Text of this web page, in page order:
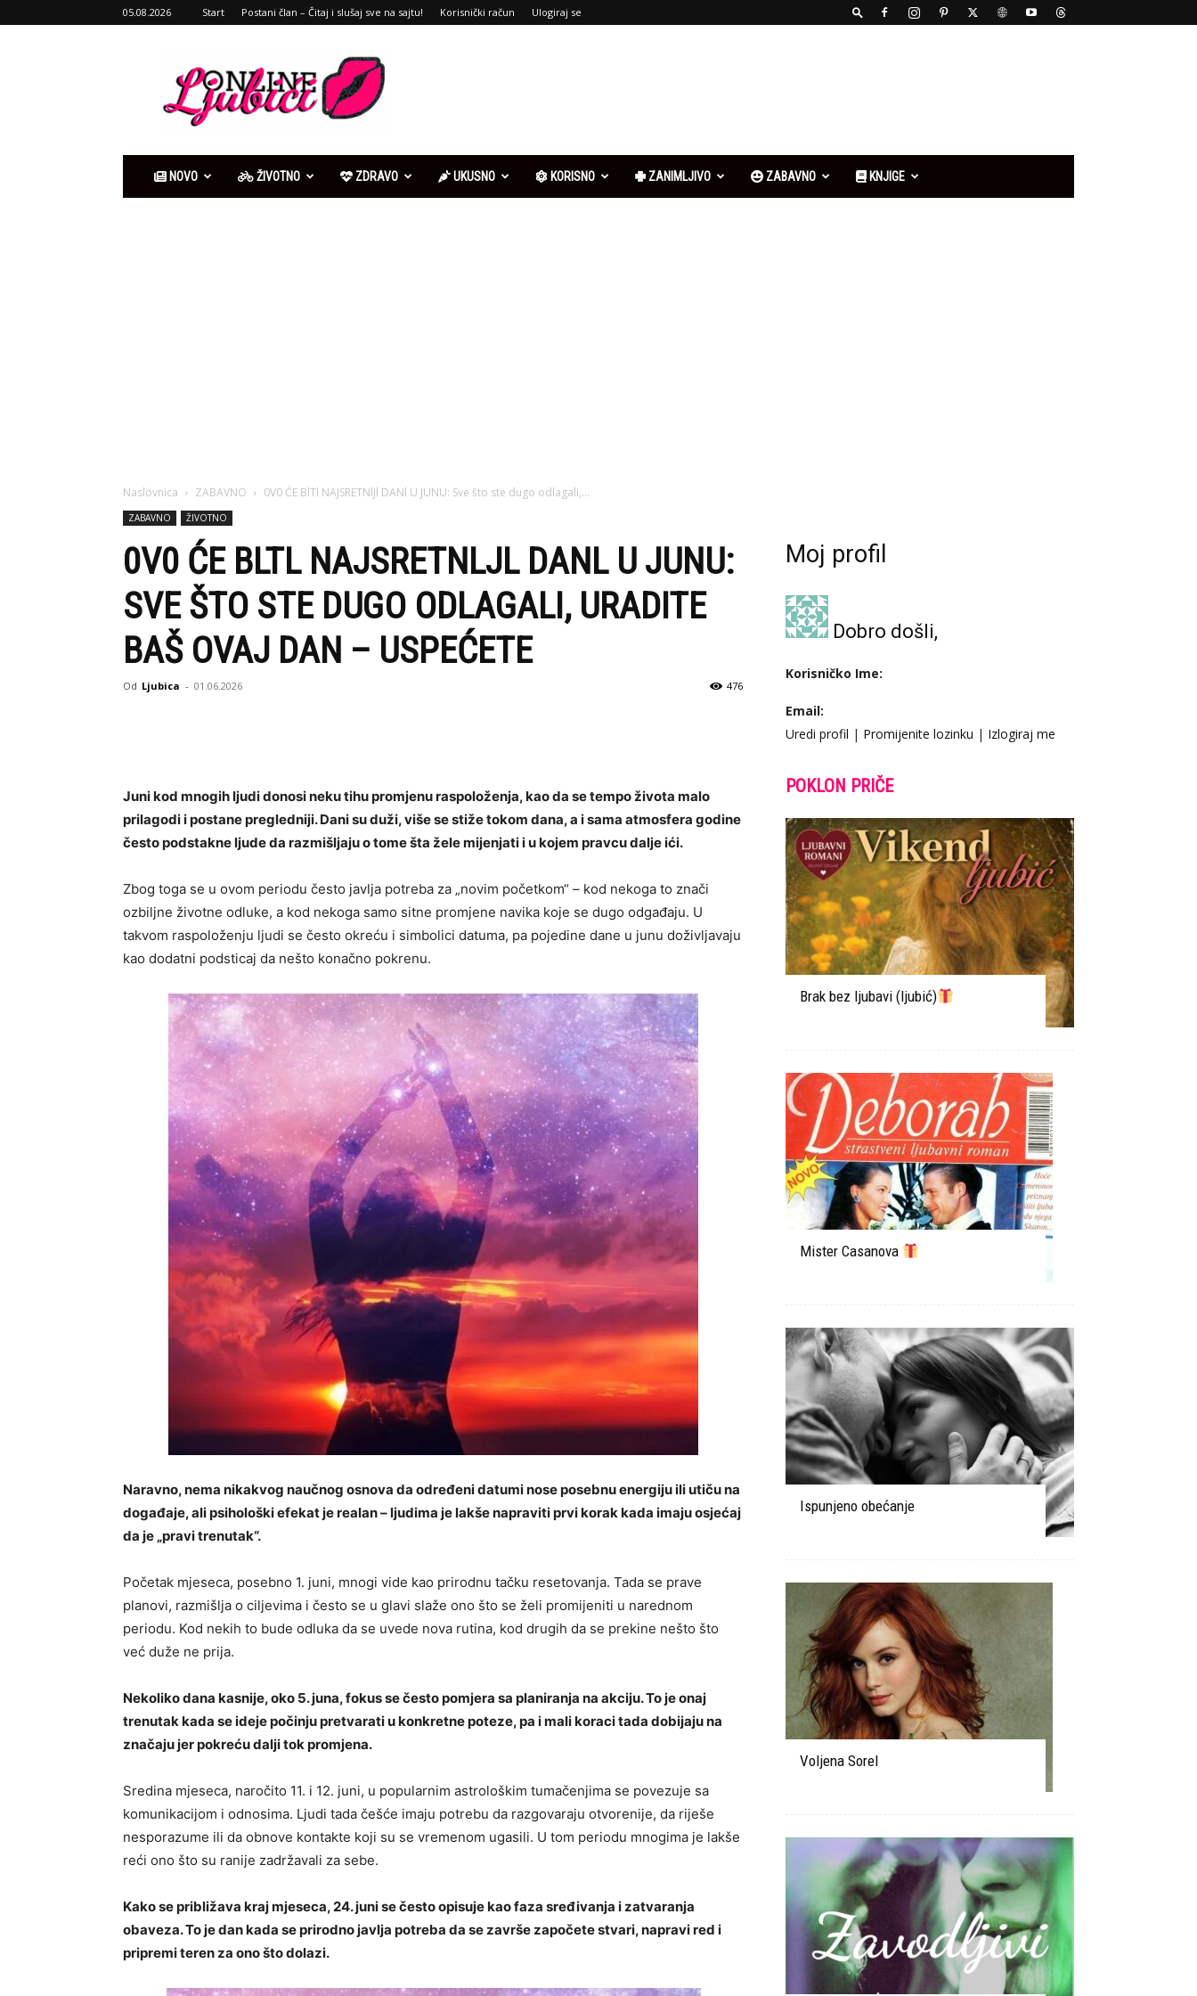
05.08.2026 Start Postani član – Čitaj i slušaj sve na sajtu! Korisnički račun Ulogiraj se
online
NOVO ŽIVOTNO ZDRAVO UKUSNO KORISNO ZANIMLJIVO ZABAVNO KNJIGE
Naslovnica ZABAVNO 0V0 ĆE BlTl NAJSRETNlJl DANl U JUNU: Sve što ste dugo odlagali,...
ZABAVNO ŽIVOTNO
0V0 ĆE BLTL NAJSRETNLJL DANL U JUNU:
SVE ŠTO STE DUGO ODLAGALI, URADITE
BAŠ OVAJ DAN – USPEĆETE
Od Ljubica - 01.06.2026 476
Juni kod mnogih ljudi donosi neku tihu promjenu raspoloženja, kao da se tempo života malo
prilagodi i postane pregledniji. Dani su duži, više se stiže tokom dana, a i sama atmosfera godine
često podstakne ljude da razmišljaju o tome šta žele mijenjati i u kojem pravcu dalje ići.
Zbog toga se u ovom periodu često javlja potreba za „novim početkom“ – kod nekoga to znači
ozbiljne životne odluke, a kod nekoga samo sitne promjene navika koje se dugo odgađaju. U
takvom raspoloženju ljudi se često okreću i simbolici datuma, pa pojedine dane u junu doživljavaju
kao dodatni podsticaj da nešto konačno pokrenu.
Naravno, nema nikakvog naučnog osnova da određeni datumi nose posebnu energiju ili utiču na
događaje, ali psihološki efekat je realan – ljudima je lakše napraviti prvi korak kada imaju osjećaj
da je „pravi trenutak“.
Početak mjeseca, posebno 1. juni, mnogi vide kao prirodnu tačku resetovanja. Tada se prave
planovi, razmišlja o ciljevima i često se u glavi slaže ono što se želi promijeniti u narednom
periodu. Kod nekih to bude odluka da se uvede nova rutina, kod drugih da se prekine nešto što
već duže ne prija.
Nekoliko dana kasnije, oko 5. juna, fokus se često pomjera sa planiranja na akciju. To je onaj
trenutak kada se ideje počinju pretvarati u konkretne poteze, pa i mali koraci tada dobijaju na
značaju jer pokreću dalji tok promjena.
Sredina mjeseca, naročito 11. i 12. juni, u popularnim astrološkim tumačenjima se povezuje sa
komunikacijom i odnosima. Ljudi tada češće imaju potrebu da razgovaraju otvorenije, da riješe
nesporazume ili da obnove kontakte koji su se vremenom ugasili. U tom periodu mnogima je lakše
reći ono što su ranije zadržavali za sebe.
Kako se približava kraj mjeseca, 24. juni se često opisuje kao faza sređivanja i zatvaranja
obaveza. To je dan kada se prirodno javlja potreba da se završe započete stvari, napravi red i
pripremi teren za ono što dolazi.
Moj profil
Dobro došli,
Korisničko Ime:
Email:
Uredi profil | Promijenite lozinku | Izlogiraj me
POKLON PRIČE
Brak bez ljubavi (ljubić)
Mister Casanova
Ispunjeno obećanje
Voljena Sorel